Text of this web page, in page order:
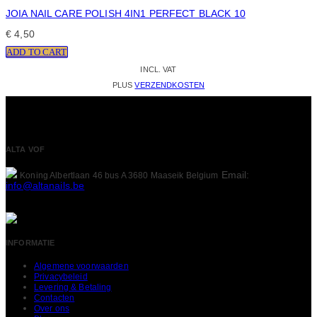
JOIA NAIL CARE POLISH 4IN1 PERFECT BLACK 10
€ 4,50
ADD TO CART
INCL. VAT
PLUSVERZENDKOSTEN
ALTA VOF
Koning Albertlaan 46 bus A 3680 Maaseik Belgium Email:
info@altanails.be
INFORMATIE
Algemene voorwaarden
Privacybeleid
Levering & Betaling
Contacten
Over ons